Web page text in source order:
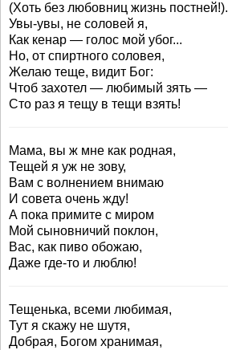
(Хоть без любовниц жизнь постней!).
Увы-увы, не соловей я,
Как кенар — голос мой убог...
Но, от спиртного соловея,
Желаю теще, видит Бог:
Чтоб захотел — любимый зять —
Сто раз я тещу в тещи взять!
Мама, вы ж мне как родная,
Тещей я уж не зову,
Вам с волнением внимаю
И совета очень жду!
А пока примите с миром
Мой сыновничий поклон,
Вас, как пиво обожаю,
Даже где-то и люблю!
Тещенька, всеми любимая,
Тут я скажу не шутя,
Добрая, Богом хранимая,